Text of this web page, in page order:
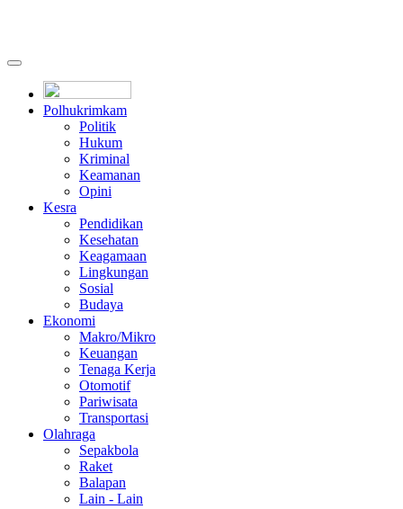
Polhukrimkam
Politik
Hukum
Kriminal
Keamanan
Opini
Kesra
Pendidikan
Kesehatan
Keagamaan
Lingkungan
Sosial
Budaya
Ekonomi
Makro/Mikro
Keuangan
Tenaga Kerja
Otomotif
Pariwisata
Transportasi
Olahraga
Sepakbola
Raket
Balapan
Lain - Lain